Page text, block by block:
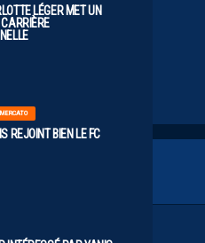
LÉGER MET UN
MERCATO
REJOINT BIEN LE FC